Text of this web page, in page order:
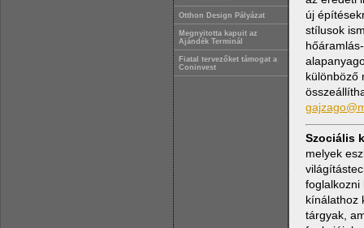
Otthon Design Pályázat
Megnyitotta kapuit az
Ajándék Terminál
Fiatal tervezőket támogat a
Coninvest
új
stílusok
különböző
Szociális
melyek
foglalkozni
kínálathoz
tárgyak,